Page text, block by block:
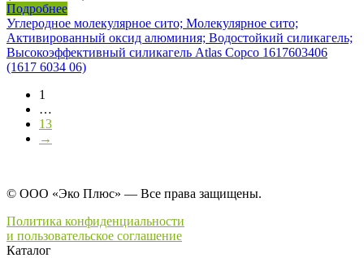
Подробнее
Углеродное молекулярное сито; Молекулярное сито;
Активированный оксид алюминия; Водостойкий силикагель;
Высокоэффективный силикагель Atlas Copco 1617603406
(1617 6034 06)
1
…
13
→
© ООО «Эко Плюс» — Все права защищены.
Политика конфиденциальности
и пользовательское соглашение
Каталог